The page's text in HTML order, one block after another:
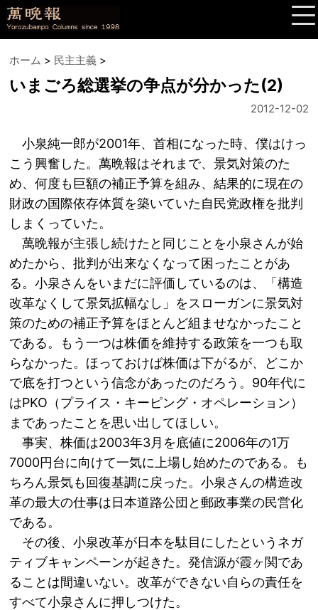
ホーム > 民主主義 >
いまごろ総選挙の争点が分かった(2)
2012-12-02
小泉純一郎が2001年、首相になった時、僕はけっ
こう興奮した。萬晩報はそれまで、景気対策のた
め、何度も巨額の補正予算を組み、結果的に現在の
財政の国際依存体質を築いていた自民党政権を批判
しまくっていた。
萬晩報が主張し続けたと同じことを小泉さんが始
めたから、批判が出来なくなって困ったことがあ
る。小泉さんをいまだに評価しているのは、「構造
改革なくして景気拡幅なし」をスローガンに景気対
策のための補正予算をほとんど組ませなかったこと
である。もう一つは株価を維持する政策を一つも取
らなかった。ほっておけば株価は下がるが、どこか
で底を打つという信念があったのだろう。90年代に
はPKO（プライス・キーピング・オペレーション）
まであったことを思い出してほしい。
事実、株価は2003年3月を底値に2006年の1万
7000円台に向けて一気に上場し始めたのである。も
ちろん景気も回復基調に戻った。小泉さんの構造改
革の最大の仕事は日本道路公団と郵政事業の民営化
である。
その後、小泉改革が日本を駄目にしたというネガ
ティブキャンペーンが起きた。発信源が霞ヶ関であ
ることは間違いない。改革ができない自らの責任を
すべて小泉さんに押しつけた。